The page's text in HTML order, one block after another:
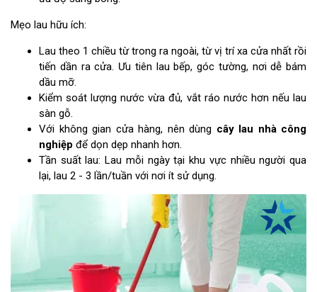
Mẹo lau hữu ích:
Lau theo 1 chiều từ trong ra ngoài, từ vị trí xa cửa nhất rồi
tiến dần ra cửa. Ưu tiên lau bếp, góc tường, nơi dễ bám
dầu mỡ.
Kiểm soát lượng nước vừa đủ, vắt ráo nước hơn nếu lau
sàn gỗ.
Với không gian cửa hàng, nên dùng cây lau nhà công
nghiệp để dọn dẹp nhanh hơn.
Tần suất lau: Lau mỗi ngày tại khu vực nhiều người qua
lại, lau 2 - 3 lần/tuần với nơi ít sử dụng.